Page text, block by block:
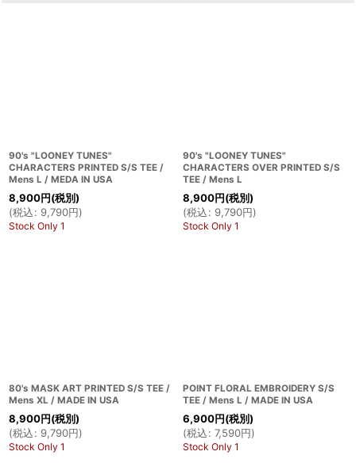
90's "LOONEY TUNES"
CHARACTERS PRINTED S/S TEE /
Mens L / MEDA IN USA
8,900円(税別)
(税込: 9,790円)
Stock Only 1
90's "LOONEY TUNES"
CHARACTERS OVER PRINTED S/S
TEE / Mens L
8,900円(税別)
(税込: 9,790円)
Stock Only 1
80's MASK ART PRINTED S/S TEE /
Mens XL / MADE IN USA
8,900円(税別)
(税込: 9,790円)
Stock Only 1
POINT FLORAL EMBROIDERY S/S
TEE / Mens L / MADE IN USA
6,900円(税別)
(税込: 7,590円)
Stock Only 1